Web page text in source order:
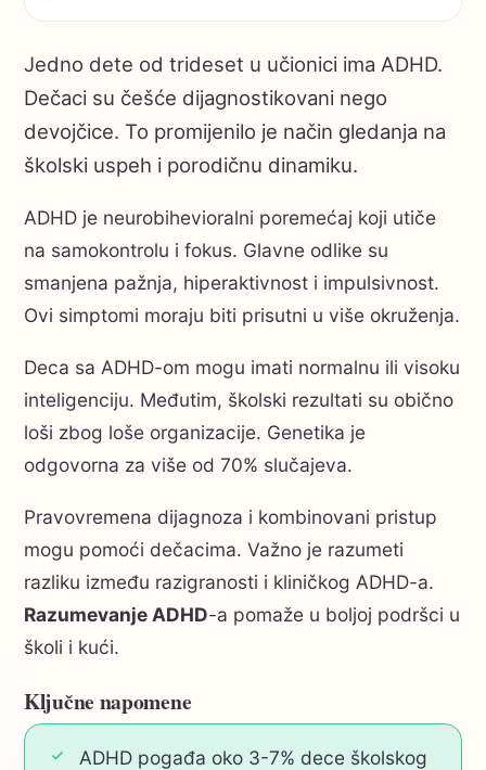
Jedno dete od trideset u učionici ima ADHD.
Dečaci su češće dijagnostikovani nego
devojčice. To promijenilo je način gledanja na
školski uspeh i porodičnu dinamiku.
ADHD je neurobihevioralni poremećaj koji utiče
na samokontrolu i fokus. Glavne odlike su
smanjena pažnja, hiperaktivnost i impulsivnost.
Ovi simptomi moraju biti prisutni u više okruženja.
Deca sa ADHD-om mogu imati normalnu ili visoku
inteligenciju. Međutim, školski rezultati su obično
loši zbog loše organizacije. Genetika je
odgovorna za više od 70% slučajeva.
Pravovremena dijagnoza i kombinovani pristup
mogu pomoći dečacima. Važno je razumeti
razliku između razigranosti i kliničkog ADHD-a.
Razumevanje ADHD-a pomaže u boljoj podršci u
školi i kući.
Ključne napomene
ADHD pogađa oko 3-7% dece školskog